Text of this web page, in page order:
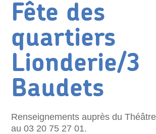
Fête des
quartiers
Lionderie/3
Baudets
Renseignements auprès du
au 03 20 75 27 01.